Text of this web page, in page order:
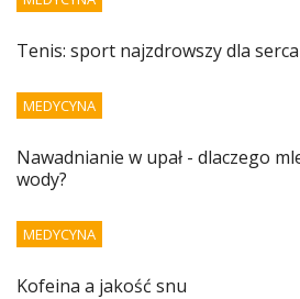
Tenis: sport najzdrowszy dla
MEDYCYNA
Nawadnianie w upał - dlaczego
wody?
MEDYCYNA
Kofeina a jakość snu